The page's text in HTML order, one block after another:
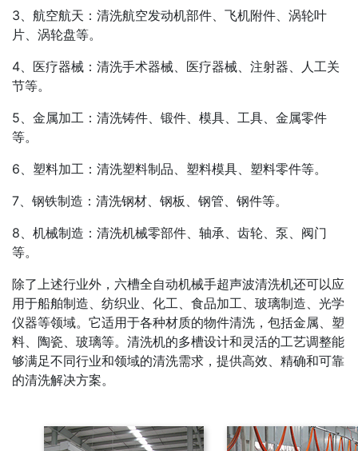
3、航空航天：清洗航空发动机部件、飞机附件、涡轮叶
片、涡轮盘等。
4、医疗器械：清洗手术器械、医疗器械、注射器、人工关
节等。
5、金属加工：清洗铸件、锻件、模具、工具、金属零件
等。
6、塑料加工：清洗塑料制品、塑料模具、塑料零件等。
7、钢铁制造：清洗钢材、钢板、钢管、钢件等。
8、机械制造：清洗机械零部件、轴承、齿轮、泵、阀门
等。
除了上述行业外，六槽全自动机械手超声波清洗机还可以应
用于船舶制造、纺织业、化工、食品加工、玻璃制造、光学
仪器等领域。它适用于各种材质的物件清洗，包括金属、塑
料、陶瓷、玻璃等。清洗机的多槽设计和灵活的工艺调整能
够满足不同行业和领域的清洗需求，提供高效、精确和可靠
的清洗解决方案。